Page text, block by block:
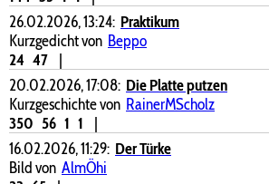
26.02.2026, 13:24: Praktikum
Kurzgedicht von Beppo
24 47
|
20.02.2026, 17:08: Die Platte putzen
Kurzgeschichte von RainerMScholz
350 56 1 1
|
16.02.2026, 11:29: Der Türke
Bild von AlmÖhi